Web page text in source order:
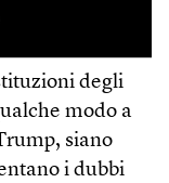
degli
modo a
siano
i dubbi